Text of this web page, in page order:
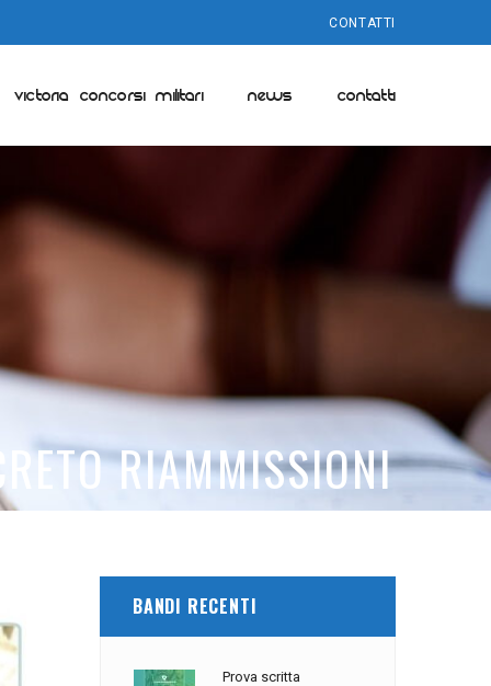
CONTATTI
VICTORIA CONCORSI MILITARI NEWS CONTATTI
RIAMMISSIONI
BANDI RECENTI
Prova scritta